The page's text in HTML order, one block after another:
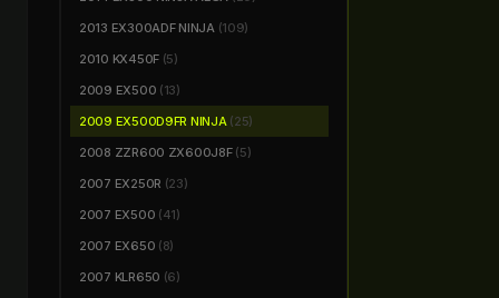
2013 EX300ADF NINJA (109)
2010 KX450F (5)
2009 EX500 (13)
2009 EX500D9FR NINJA (25)
2008 ZZR600 ZX600J8F (5)
2007 EX250R (23)
2007 EX500 (41)
2007 EX650 (8)
2007 KLR650 (6)